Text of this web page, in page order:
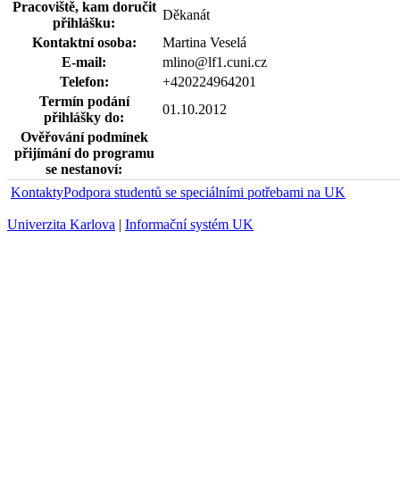
Pracoviště, kam doručit
přihlášku:
Děkanát
Kontaktní osoba:
Martina Veselá
E-mail:
mlino@lf1.cuni.cz
Telefon:
+420224964201
Termín podání
přihlášky do:
01.10.2012
Ověřování podmínek
přijímání do programu
se nestanoví:
KontaktyPodpora studentů se speciálními potřebami na UK
Univerzita Karlova | Informační systém UK